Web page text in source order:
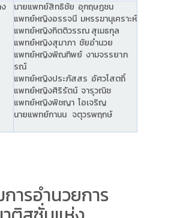
นายแพทย์สิทธิชัย อุกฤษฏชน
แพทย์หญิงอรรจนี มหรรฆานุเคราะห์
แพทย์หญิงกิตติวรรณ สุเมธกุล
แพทย์หญิงสุมาภา ชัยอำนวย
แพทย์หญิงพิณทิพย์ งามจรรยาภ
รณ์
แพทย์หญิงประภัสสร อัศวโสตถิ์
แพทย์หญิงศิริรัตน์ จารุวณิช
แพทย์หญิงพิชญา โอเจริญ
นายแพทย์กานน จตุวรพฤกษ์
ารอำนวยการ